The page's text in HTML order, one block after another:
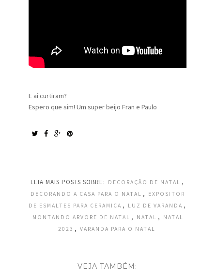
E aí curtiram?
Espero que sim! Um super beijo Fran e Paulo
LEIA MAIS POSTS SOBRE: DECORAÇÃO DE NATAL ,
DECORANDO A CASA PARA O NATAL ,
EXPOSITOR
DE ESMALTES PARA CERAMICA , LUZ DE VARANDA ,
MONTANDO ARVORE DE NATAL , NATAL ,
NATAL
2023 , VARANDA PARA O NATAL
VEJA TAMBÉM: